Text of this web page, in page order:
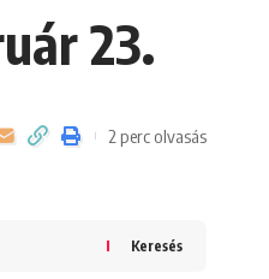
23.
2 perc olvasás
Keresés